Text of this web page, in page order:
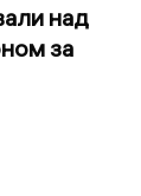
над
за